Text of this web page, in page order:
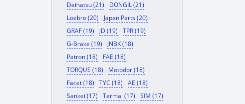
Daihatsu (21)
DONGIL (21)
Loebro (20)
Japan Parts (20)
GRAF (19)
JD (19)
TPR (19)
G-Brake (19)
JNBK (18)
Patron (18)
FAE (18)
TORQUE (18)
Motodor (18)
Facet (18)
TYC (18)
AE (18)
Sankei (17)
Termal (17)
SIM (17)